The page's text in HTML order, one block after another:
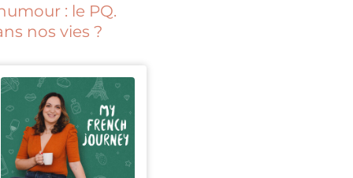
: le PQ.
nos vies ?